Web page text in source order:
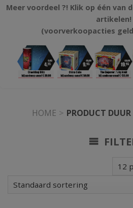
Meer voordeel ?! Klik op één van
artikelen!
(voorverkoopacties
HOME > PRODUCT DUUR